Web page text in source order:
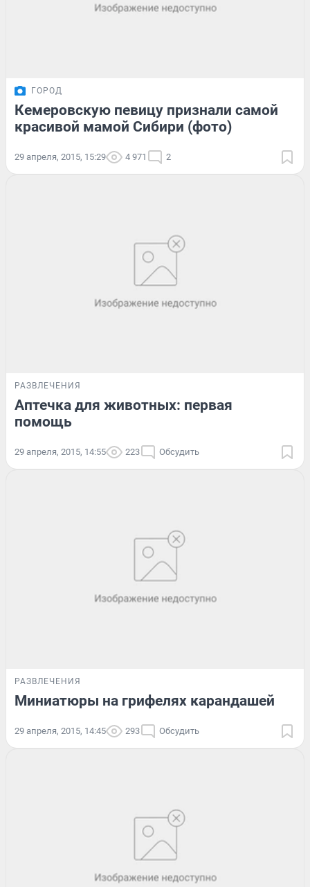
ГОРОД
Кемеровскую певицу признали самой
красивой мамой Сибири (фото)
29 апреля, 2015, 15:29 4 971 2
РАЗВЛЕЧЕНИЯ
Аптечка для животных: первая
помощь
29 апреля, 2015, 14:55 223 Обсудить
РАЗВЛЕЧЕНИЯ
Миниатюры на грифелях карандашей
29 апреля, 2015, 14:45 293 Обсудить